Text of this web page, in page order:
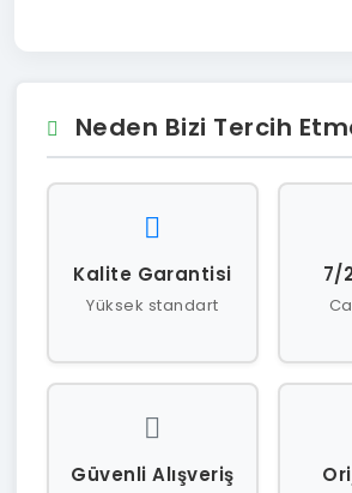
Neden Bizi Tercih
Kalite Garantisi
Yüksek standart
7/
Güvenli Alışveriş